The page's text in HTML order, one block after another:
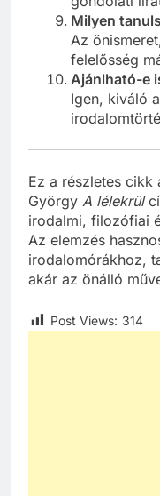
Milyen
Az
felelősség
Ajánlható-e
Igen, kiváló
Ez a részletes cikk
György A lélekrül
irodalmi, filozófiai
Az elemzés
irodalomórákhoz,
akár az önálló
Post Views: 314